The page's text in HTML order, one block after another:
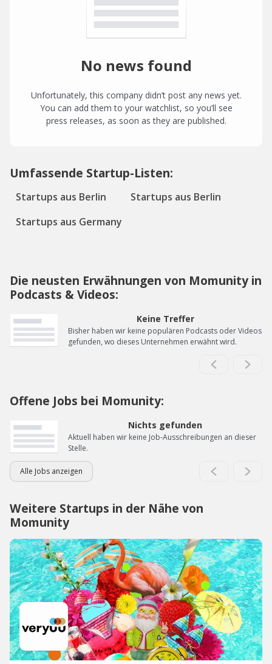
No news found
Unfortunately, this company didn’t post any news yet.
You can add them to your watchlist, so you’ll see
press releases, as soon as they are published.
Umfassende Startup-Listen:
Startups aus Berlin
Startups aus Berlin
Startups aus Germany
Die neusten Erwähnungen von Momunity in
Podcasts & Videos:
Keine Treffer
Bisher haben wir keine populären Podcasts oder Videos
gefunden, wo dieses Unternehmen erwähnt wird.
Offene Jobs bei Momunity:
Nichts gefunden
Aktuell haben wir keine Job-Ausschreibungen an dieser
Stelle.
Alle Jobs anzeigen
Weitere Startups in der Nähe von
Momunity